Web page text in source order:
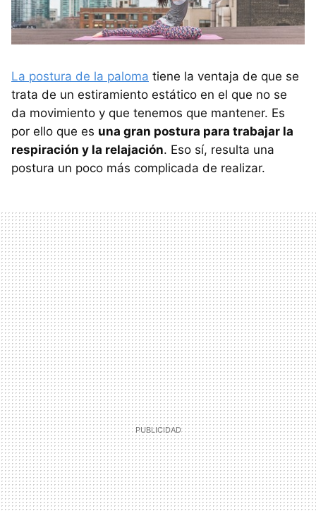
La postura de la paloma tiene la ventaja de que se
trata de un estiramiento estático en el que no se
da movimiento y que tenemos que mantener. Es
por ello que es una gran postura para trabajar la
respiración y la relajación. Eso sí, resulta una
postura un poco más complicada de realizar.